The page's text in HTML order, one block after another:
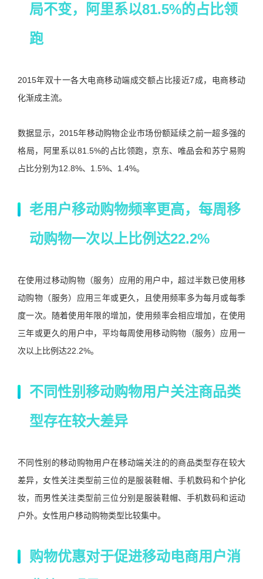
局不变，阿里系以81.5%的占比领
跑
2015年双十一各大电商移动端成交额占比接近7成，电商移动
化渐成主流。
数据显示，2015年移动购物企业市场份额延续之前一超多强的
格局，阿里系以81.5%的占比领跑，京东、唯品会和苏宁易购
占比分别为12.8%、1.5%、1.4%。
老用户移动购物频率更高，每周移
动购物一次以上比例达22.2%
在使用过移动购物（服务）应用的用户中，超过半数已使用移
动购物（服务）应用三年或更久，且使用频率多为每月或每季
度一次。随着使用年限的增加，使用频率会相应增加，在使用
三年或更久的用户中，平均每周使用移动购物（服务）应用一
次以上比例达22.2%。
不同性别移动购物用户关注商品类
型存在较大差异
不同性别的移动购物用户在移动端关注的的商品类型存在较大
差异，女性关注类型前三位的是服装鞋帽、手机数码和个护化
妆，而男性关注类型前三位分别是服装鞋帽、手机数码和运动
户外。女性用户移动购物类型比较集中。
购物优惠对于促进移动电商用户消